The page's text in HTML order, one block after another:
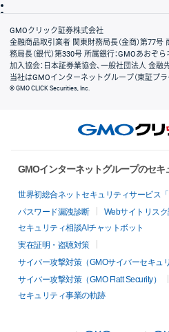
会社案内
GMOクリック証券株式会社
金融商品取引業者 関東財務局長（金商）第77
務局長（銀代）第330号 所属銀行：GMOあおぞ
加入協会：日本証券業協会、一般社団法人 金
当社はGMOインターネットグループ（東証プラ
© GMO CLICK Securities, Inc.
GMOインターネットグループのセキ
世界初総合ネットセキュリティサービス「
パスワード漏洩診断
Webサイトリス
セキュリティ相談AIチャットボット
実在証明・盗聴対策
サイバー攻撃対策（GMOサイバーセキュ
サイバー攻撃対策（GMO Flatt Security）
セキュリティ事業の軌跡